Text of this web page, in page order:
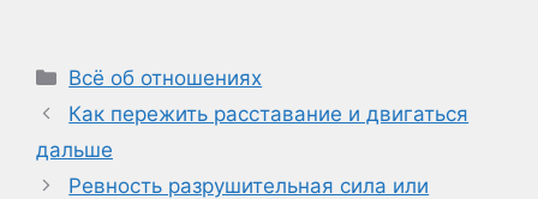
Рубрики
Всё об отношениях
Как пережить расставание и двигаться
дальше
Ревность разрушительная сила или